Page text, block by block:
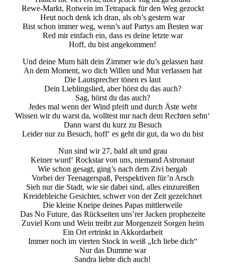
Rewe-Markt, Rotwein im Tetrapack für den Weg gezockt
Heut noch denk ich dran, als ob’s gestern war
Bist schon immer weg, wenn’s auf Partys am Besten war
Red mir einfach ein, dass es deine letzte war
Hoff, du bist angekommen!
Und deine Mum hält dein Zimmer wie du’s gelassen hast
An dem Moment, wo dich Willen und Mut verlassen hat
Die Lautsprecher tönen es laut
Dein Lieblingslied, aber hörst du das auch?
Sag, hörst du das auch?
Jedes mal wenn der Wind pfeift und durch Äste weht
Wissen wir du warst da, wolltest nur nach dem Rechten sehn‘
Dann warst du kurz zu Besuch
Leider nur zu Besuch, hoff‘ es geht dir gut, da wo du bist
Nun sind wir 27, bald alt und grau
Keiner wurd‘ Rockstar von uns, niemand Astronaut
Wie schon gesagt, ging’s nach dem Zivi bergab
Vorbei der Teenagerspaß, Perspektiven für’n Arsch
Sieh nur die Stadt, wie sie dabei sind, alles einzureißen
Kreidebleiche Gesichter, schwer von der Zeit gezeichnet
Die kleine Kneipe deines Papas mittlerweile
Das No Future, das Rückseiten uns’rer Jacken prophezeite
Zuviel Korn und Wein treibt zur Morgenzeit Sorgen heim
Ein Ort ertrinkt in Akkordarbeit
Immer noch im vierten Stock in weiß „Ich liebe dich“
Nur das Dumme war
Sandra liebte dich auch!